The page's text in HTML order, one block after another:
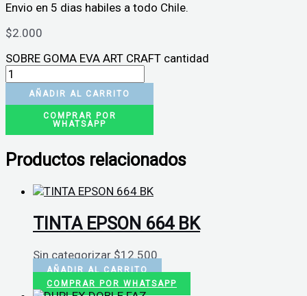
Envio en 5 dias habiles a todo Chile.
$2.000
SOBRE GOMA EVA ART CRAFT cantidad
AÑADIR AL CARRITO
COMPRAR POR
WHATSAPP
Productos relacionados
TINTA EPSON 664 BK
Sin categorizar $12.500
AÑADIR AL CARRITO
COMPRAR POR WHATSAPP